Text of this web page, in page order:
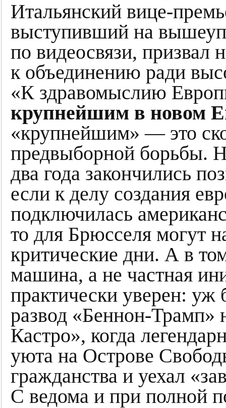
Итальянский вице-
выступивший на
по видеосвязи, призвал
к объединению ради
«К здравомыслию
крупнейшим в новом
«крупнейшим» — это
предвыборной борьбы.
два года закончились
если к делу создания
подключилась
то для Брюсселя могут
критические дни. А в
машина, а не частная
практически уверен: уж
развод «Беннон-Трамп»
Кастро», когда
уюта на Острове
гражданства и уехал
С ведома и при полной